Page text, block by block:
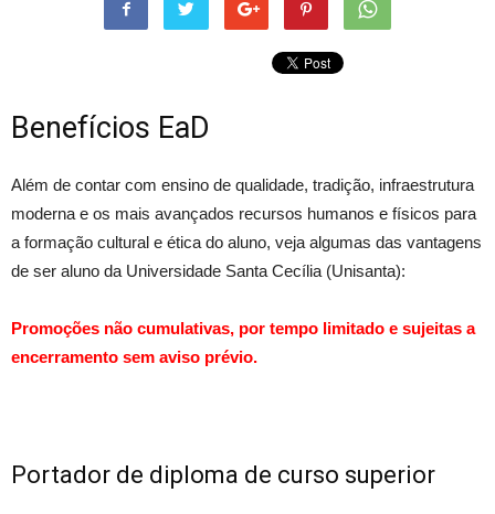
Benefícios EaD
Além de contar com ensino de qualidade, tradição, infraestrutura
moderna e os mais avançados recursos humanos e físicos para
a formação cultural e ética do aluno, veja algumas das vantagens
de ser aluno da Universidade Santa Cecília (Unisanta):
Promoções não cumulativas, por tempo limitado e sujeitas a
encerramento sem aviso prévio.
Portador de diploma de curso superior